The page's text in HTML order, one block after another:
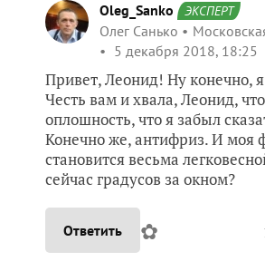
Oleg_Sanko ЭКСПЕРТ
Олег Санько
5 декабря 2018, 18:25
Привет, Леонид! Ну конечно,
Честь вам и хвала, Леонид,
оплошность, что я забыл
Конечно же, антифриз. И моя
становится весьма
сейчас градусов за окном?
Ответить ✿